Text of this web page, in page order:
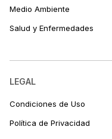
Medio Ambiente
Salud y Enfermedades
LEGAL
Condiciones de Uso
Política de Privacidad